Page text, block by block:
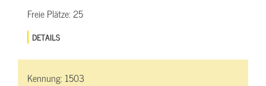
Freie Plätze:25
DETAILS
Kennung: 1503